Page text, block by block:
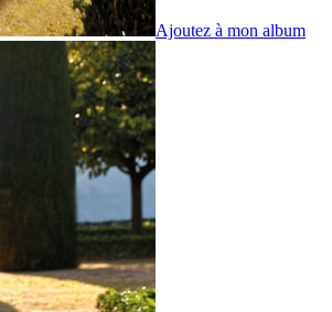
Ajoutez à mon album